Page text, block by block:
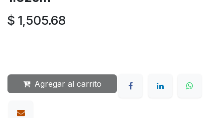
$ 1,505.68
Agregar al carrito